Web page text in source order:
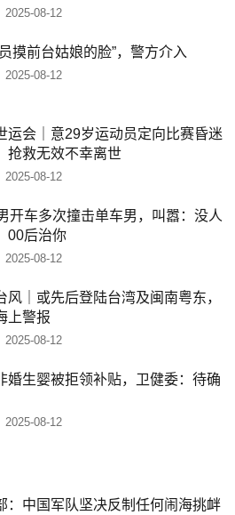
2025-08-12
摸前台姑娘的脸”，警方介入
2025-08-12
运会｜意29岁运动员定向比赛昏迷
抢救无效不幸离世
2025-08-12
开车多次撞击单车男，叫嚣：没人
00后治你
2025-08-12
风｜或先后登陆台湾及闽南粤东，
上警报
2025-08-12
婚生婴被拒领补贴，卫健委：待确
2025-08-12
：中国军队坚决反制任何闹海挑衅